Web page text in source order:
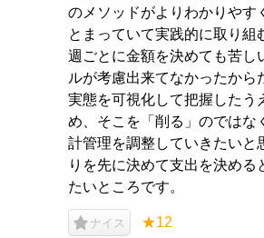
のメソッドがよりわかりやす
とまっていて実践的に取り組
週ごとに金額を決めても苦し
ルが考慮出来てなかったから
実態を可視化して把握したう
め、そこを「削る」のではな
計管理を調整していきたいと
りを先に決めて支出を決める
たいところです。
ナイス ★12